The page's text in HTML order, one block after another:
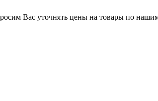
Вас уточнять цены на товары по